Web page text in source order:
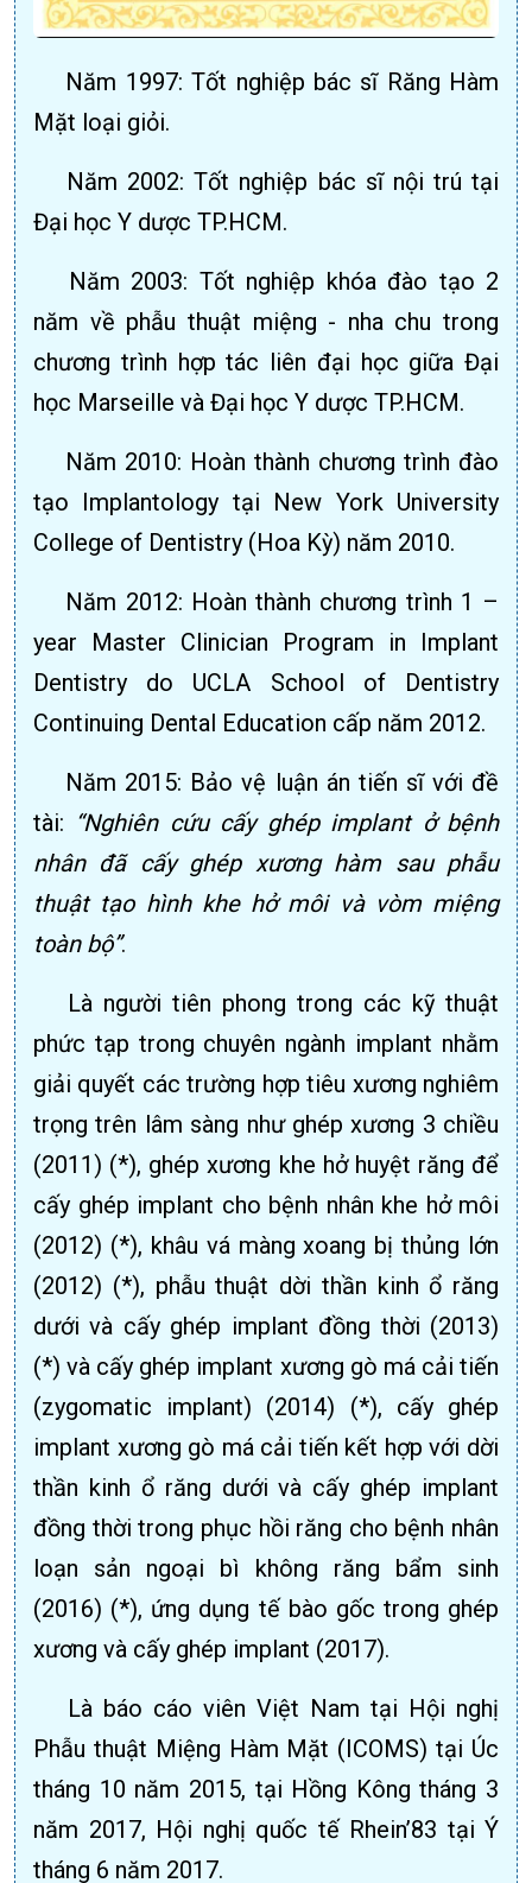
Năm 1997: Tốt nghiệp bác sĩ Răng Hàm
Mặt loại giỏi.
Năm 2002: Tốt nghiệp bác sĩ nội trú tại
Đại học Y dược TP.HCM.
Năm 2003: Tốt nghiệp khóa đào tạo 2
năm về phẫu thuật miệng - nha chu trong
chương trình hợp tác liên đại học giữa Đại
học Marseille và Đại học Y dược TP.HCM.
Năm 2010: Hoàn thành chương trình đào
tạo Implantology tại New York University
College of Dentistry (Hoa Kỳ) năm 2010.
Năm 2012: Hoàn thành chương trình 1 –
year Master Clinician Program in Implant
Dentistry do UCLA School of Dentistry
Continuing Dental Education cấp năm 2012.
Năm 2015: Bảo vệ luận án tiến sĩ với đề
tài: “Nghiên cứu cấy ghép implant ở bệnh
nhân đã cấy ghép xương hàm sau phẫu
thuật tạo hình khe hở môi và vòm miệng
toàn bộ”.
Là người tiên phong trong các kỹ thuật
phức tạp trong chuyên ngành implant nhằm
giải quyết các trường hợp tiêu xương nghiêm
trọng trên lâm sàng như ghép xương 3 chiều
(2011) (*), ghép xương khe hở huyệt răng để
cấy ghép implant cho bệnh nhân khe hở môi
(2012) (*), khâu vá màng xoang bị thủng lớn
(2012) (*), phẫu thuật dời thần kinh ổ răng
dưới và cấy ghép implant đồng thời (2013)
(*) và cấy ghép implant xương gò má cải tiến
(zygomatic implant) (2014) (*), cấy ghép
implant xương gò má cải tiến kết hợp với dời
thần kinh ổ răng dưới và cấy ghép implant
đồng thời trong phục hồi răng cho bệnh nhân
loạn sản ngoại bì không răng bẩm sinh
(2016) (*), ứng dụng tế bào gốc trong ghép
xương và cấy ghép implant (2017).
Là báo cáo viên Việt Nam tại Hội nghị
Phẫu thuật Miệng Hàm Mặt (ICOMS) tại Úc
tháng 10 năm 2015, tại Hồng Kông tháng 3
năm 2017, Hội nghị quốc tế Rhein’83 tại Ý
tháng 6 năm 2017.